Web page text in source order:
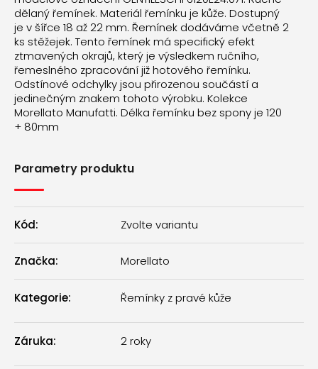
dělaný řemínek. Materiál řemínku je kůže. Dostupný
je v šířce 18 až 22 mm. Řemínek dodáváme včetně 2
ks stěžejek. Tento řemínek má specifický efekt
ztmavených okrajů, který je výsledkem ručního,
řemeslného zpracování již hotového řemínku.
Odstínové odchylky jsou přirozenou součástí a
jedinečným znakem tohoto výrobku. Kolekce
Morellato Manufatti. Délka řemínku bez spony je 120
+ 80mm
Parametry produktu
Kód: Zvolte variantu
Značka: Morellato
Kategorie: Řemínky z pravé kůže
Záruka: 2 roky